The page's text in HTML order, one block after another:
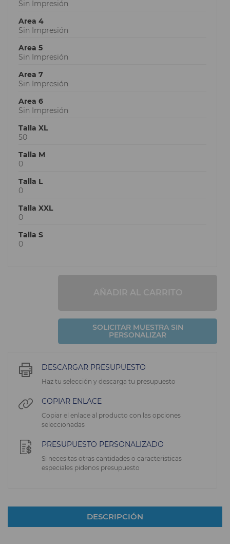
Sin Impresión
Area 4
Sin Impresión
Area 5
Sin Impresión
Area 7
Sin Impresión
Area 6
Sin Impresión
Talla XL
50
Talla M
0
Talla L
0
Talla XXL
0
Talla S
0
AÑADIR AL CARRITO
SOLICITAR MUESTRA SIN
PERSONALIZAR
DESCARGAR PRESUPUESTO
Haz tu selección y descarga tu presupuesto
COPIAR ENLACE
Copiar el enlace al producto con las opciones
seleccionadas
PRESUPUESTO PERSONALIZADO
Si necesitas otras cantidades o caracteristicas
especiales pidenos presupuesto
DESCRIPCIÓN